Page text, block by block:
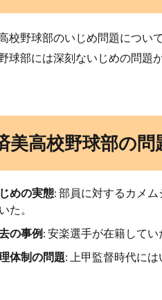
校野球部のいじめ問題につい
球部には深刻ないじめの問題
美高校野球部の問
めの実態: 部員に対するカメ
た。
の事例: 安楽選手が在籍して
体制の問題: 上甲監督時代に